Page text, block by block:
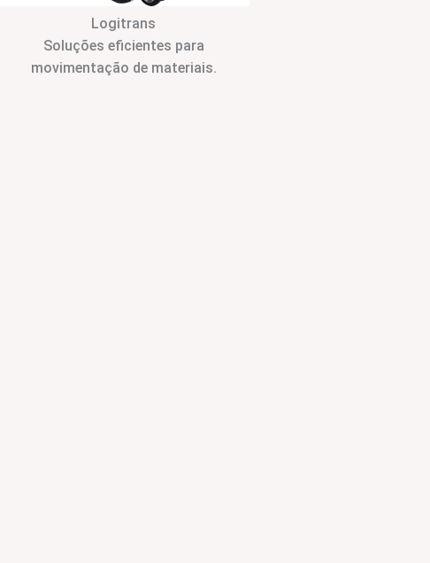
Logitrans
Soluções eficientes para
movimentação de materiais.